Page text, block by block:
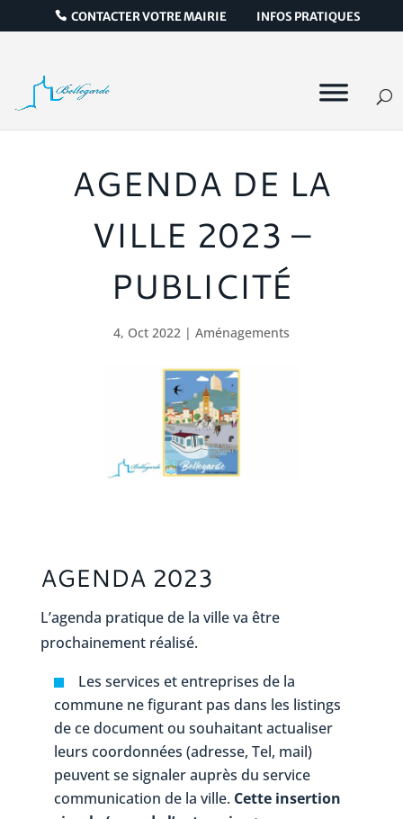
CONTACTER VOTRE MAIRIE INFOS PRATIQUES
AGENDA DE LA
VILLE 2023 –
PUBLICITÉ
4, Oct 2022| Aménagements
AGENDA 2023
L’agenda pratique de la ville va être
prochainement réalisé.
Les services et entreprises de la
commune ne figurant pas dans les listings
de ce document ou souhaitant actualiser
leurs coordonnées (adresse, Tel, mail)
peuvent se signaler auprès du service
communication de la ville. Cette insertion